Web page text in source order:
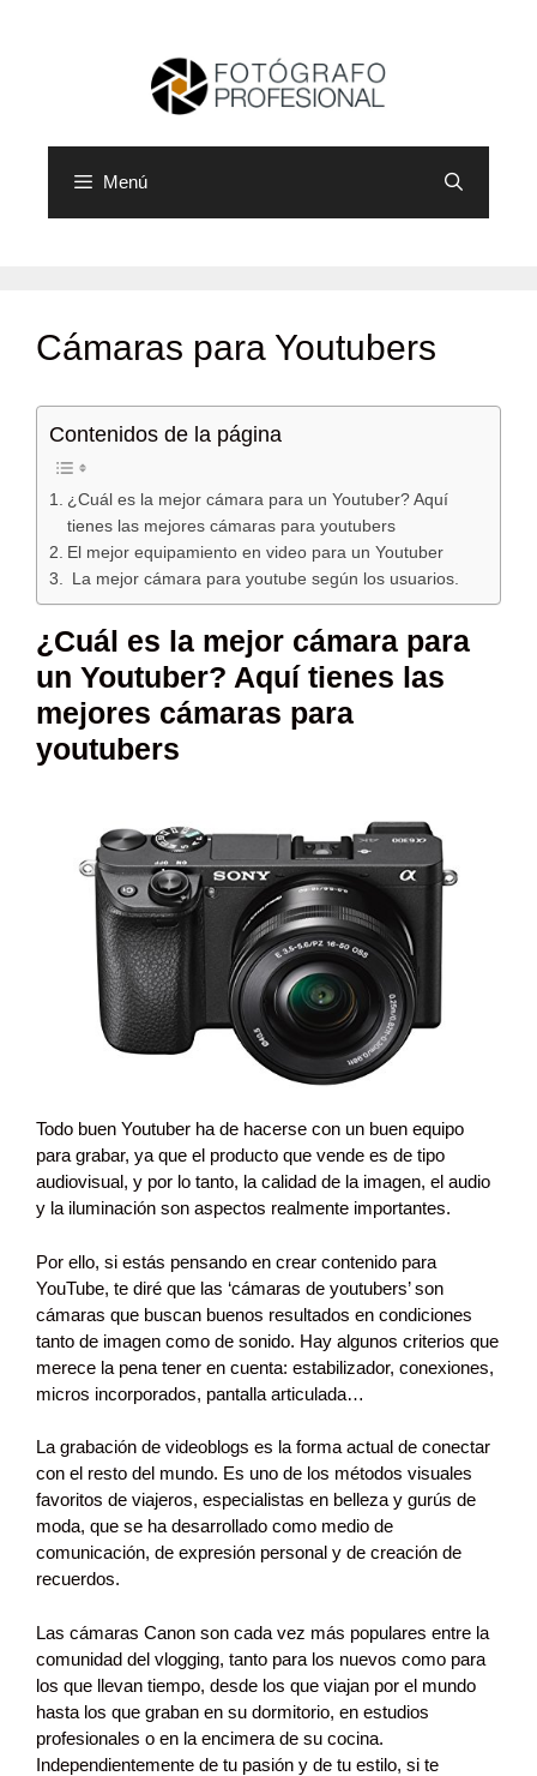
Menú
Cámaras para Youtubers
Contenidos de la página
¿Cuál es la mejor cámara para un Youtuber? Aquí
tienes las mejores cámaras para youtubers
El mejor equipamiento en video para un Youtuber
La mejor cámara para youtube según los usuarios.
¿Cuál es la mejor cámara para
un Youtuber? Aquí tienes las
mejores cámaras para
youtubers
Todo buen Youtuber ha de hacerse con un buen equipo
para grabar, ya que el producto que vende es de tipo
audiovisual, y por lo tanto, la calidad de la imagen, el audio
y la iluminación son aspectos realmente importantes.
Por ello, si estás pensando en crear contenido para
YouTube, te diré que las ‘cámaras de youtubers’ son
cámaras que buscan buenos resultados en condiciones
tanto de imagen como de sonido. Hay algunos criterios que
merece la pena tener en cuenta: estabilizador, conexiones,
micros incorporados, pantalla articulada…
La grabación de videoblogs es la forma actual de conectar
con el resto del mundo. Es uno de los métodos visuales
favoritos de viajeros, especialistas en belleza y gurús de
moda, que se ha desarrollado como medio de
comunicación, de expresión personal y de creación de
recuerdos.
Las cámaras Canon son cada vez más populares entre la
comunidad del vlogging, tanto para los nuevos como para
los que llevan tiempo, desde los que viajan por el mundo
hasta los que graban en su dormitorio, en estudios
profesionales o en la encimera de su cocina.
Independientemente de tu pasión y de tu estilo, si te